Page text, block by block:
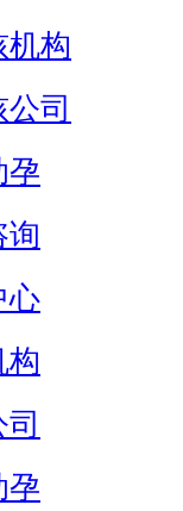
机构
司
孕
询
心
构
孕